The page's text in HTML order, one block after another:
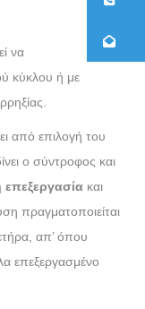
να
κύκλου ή με
από επιλογή του
ο σύντροφος και
επεξεργασία και
πραγματοποιείται
απ’ όπου
επεξεργασμένο